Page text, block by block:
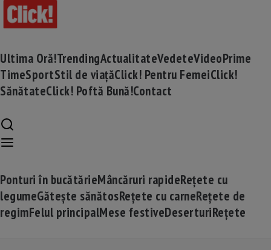
Ultima Oră!TrendingActualitateVedeteVideoPrime
TimeSportStil de viațăClick! Pentru FemeiClick!
SănătateClick! Poftă Bună!Contact
Ponturi în bucătărieMâncăruri rapideRețete cu
legumeGătește sănătosRețete cu carneRețete de
regimFelul principalMese festiveDeserturiRețete